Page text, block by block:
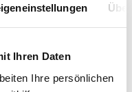
Ihren Daten
Ihre persönlichen
zwischen
Nachname".
Luxus-Hotels